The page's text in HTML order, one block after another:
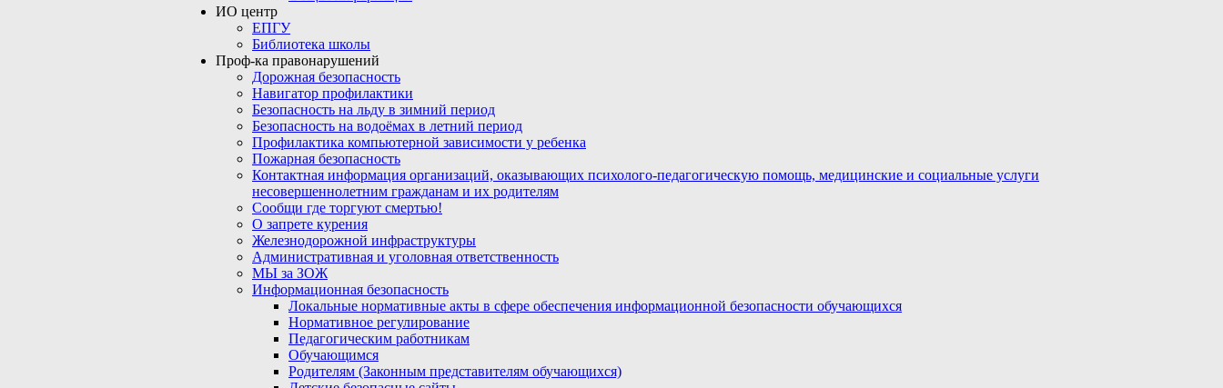
ИО центр
ЕПГУ
Библиотека школы
Проф-ка правонарушений
Дорожная безопасность
Навигатор профилактики
Безопасность на льду в зимний период
Безопасность на водоёмах в летний период
Профилактика компьютерной зависимости у ребенка
Пожарная безопасность
Контактная информация организаций, оказывающих психолого-педагогическую помощь, медицинские и социальные услуги
несовершеннолетним гражданам и их родителям
Сообщи где торгуют смертью!
О запрете курения
Железнодорожной инфраструктуры
Административная и уголовная ответственность
МЫ за ЗОЖ
Информационная безопасность
Локальные нормативные акты в сфере обеспечения информационной безопасности обучающихся
Нормативное регулирование
Педагогическим работникам
Обучающимся
Родителям (Законным представителям обучающихся)